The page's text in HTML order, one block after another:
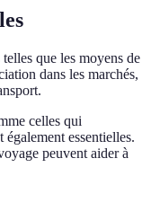
que les moyens de
dans les marchés,
celles qui
essentielles.
peuvent aider à